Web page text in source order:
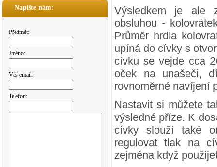
Napište nám:
Předmět:
Jméno:
Váš email:
Telefon:
Výsledkem je ale
obsluhou -
Průměr hrdla
upíná do cívky s
cívku se vejde cca
oček na unašeči,
rovnoměrné navíjení
Nastavit si můžete
výsledné příze. K
cívky slouží také
regulovat tlak na
zejména když